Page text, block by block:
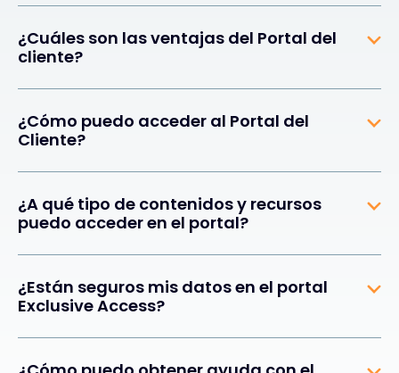
¿Cuáles son las ventajas del Portal del
cliente?
¿Cómo puedo acceder al Portal del
Cliente?
¿A qué tipo de contenidos y recursos
puedo acceder en el portal?
¿Están seguros mis datos en el portal
Exclusive Access?